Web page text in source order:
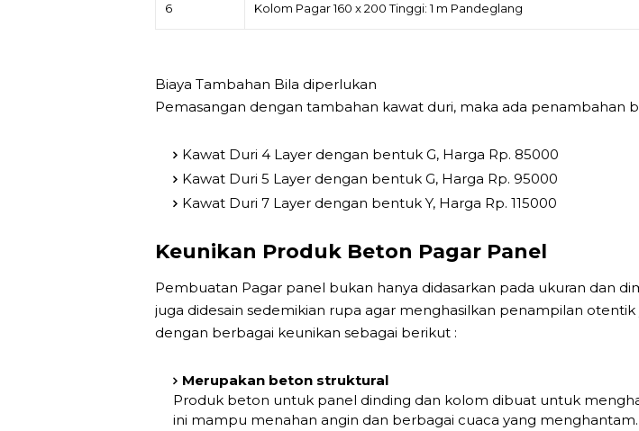
6 Kolom Pagar 160 x 200 Tinggi: 1 m Pandeglang
Biaya Tambahan Bila diperlukan
Pemasangan dengan tambahan kawat duri, maka ada penambahan
Kawat Duri 4 Layer dengan bentuk G, Harga Rp. 85000
Kawat Duri 5 Layer dengan bentuk G, Harga Rp. 95000
Kawat Duri 7 Layer dengan bentuk Y, Harga Rp. 115000
Keunikan Produk Beton Pagar Panel
Pembuatan Pagar panel bukan hanya didasarkan pada ukuran dan
juga didesain sedemikian rupa agar menghasilkan penampilan
dengan berbagai keunikan sebagai berikut :
Merupakan beton struktural
Produk beton untuk panel dinding dan kolom dibuat untuk
ini mampu menahan angin dan berbagai cuaca yang menghantam.